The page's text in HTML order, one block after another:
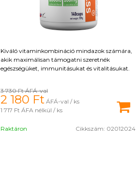
Kiváló vitaminkombináció mindazok számára,
akik maximálisan támogatni szeretnék
egészségüket, immunitásukat és vitalitásukat.
3 730 FtÁFÁ-val
2 180 Ft ÁFÁ-val / ks
1 717 Ft ÁFA nélkül / ks
Raktáron Cikkszám: 02012024